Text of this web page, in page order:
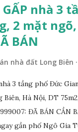
GẤP nhà 3
2 mặt ngõ,
BÁN
nhà đất Long Biên
3 tầng phố Đức
Biên, Hà Nội, DT
ĐÃ BÁN CẦN
gần phố Ngô Gia